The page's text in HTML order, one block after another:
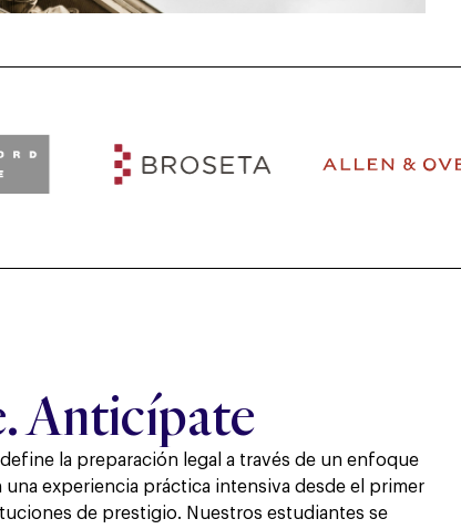
Anticípate
la preparación legal a través de un enfoque
experiencia práctica intensiva desde el primer
de prestigio. Nuestros estudiantes se